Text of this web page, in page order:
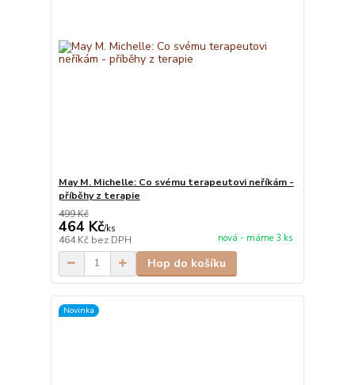
May M. Michelle: Co svému terapeutovi neříkám -
příběhy z terapie
499 Kč
464 Kč/ks
464 Kč bez DPH nová - máme 3 ks
Hop do košíku
Novinka